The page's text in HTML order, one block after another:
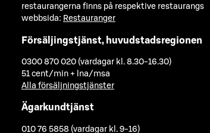
restaurangerna finns på respektive restaurangs
webbsida: Restauranger
Försäljingstjänst, huvudstadsregionen
0300 870 020 (vardagar kl. 8.30-16.30)
51 cent/min + lna/msa
Alla försäljningstjänster
Ägarkundtjänst
010 76 5858 (vardagar kl. 9-16)